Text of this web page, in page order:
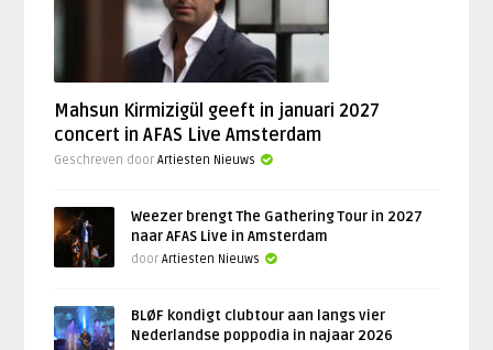
Mahsun Kirmizigül geeft in januari 2027
concert in AFAS Live Amsterdam
Geschreven doorArtiesten Nieuws
Weezer brengt The Gathering Tour in 2027
naar AFAS Live in Amsterdam
doorArtiesten Nieuws
BLØF kondigt clubtour aan langs vier
Nederlandse poppodia in najaar 2026